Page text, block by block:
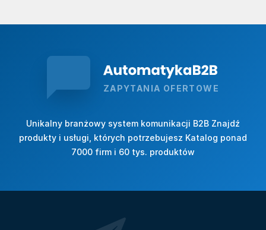
ZAPYTANIA OFERTOWE
Unikalny branżowy system komunikacji B2B Znajdź
produkty i usługi, których potrzebujesz Katalog ponad
7000 firm i 60 tys. produktów